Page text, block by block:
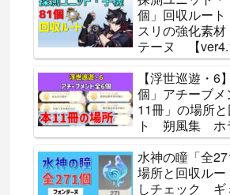
Lunoculus
略 原神
個」回収ルー
スリの強化素
テーヌ 【
略】 探索 原
81
Locations
【浮世巡遊・6
個」アチーブ
11冊」の場所
ト 朔風集 ホ
残響 蒼星フ
怪盗レッド・ミ
説 辺境夜話
て、祈りの歌
水神の瞳「全
場所と回収ル
しチェック ギ